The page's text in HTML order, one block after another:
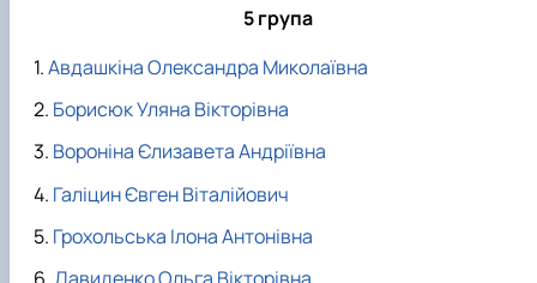
5 група
Авдашкіна Олександра Миколаївна
Борисюк Уляна Вікторівна
Вороніна Єлизавета Андріївна
Галіцин Євген Віталійович
Грохольська Ілона Антонівна